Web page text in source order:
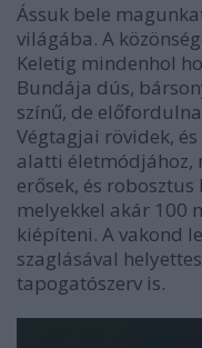
Ássuk bele
világába. A
Keletig mindenhol
Bundája dús,
színű, de
Végtagjai rövidek,
alatti életmódjához,
erősek, és
melyekkel akár 100
kiépíteni. A vakond
szaglásával
tapogatószerv is.